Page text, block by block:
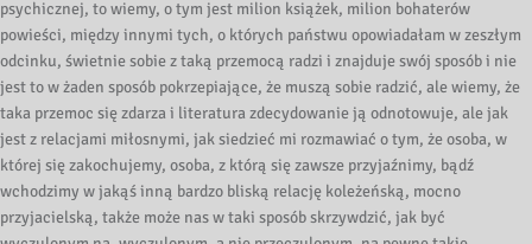
psychicznej, to wiemy, o tym jest milion książek, milion bohaterów
powieści, między innymi tych, o których państwu opowiadałam w zeszłym
odcinku, świetnie sobie z taką przemocą radzi i znajduje swój sposób i nie
jest to w żaden sposób pokrzepiające, że muszą sobie radzić, ale wiemy, że
taka przemoc się zdarza i literatura zdecydowanie ją odnotowuje, ale jak
jest z relacjami miłosnymi, jak siedzieć mi rozmawiać o tym, że osoba, w
której się zakochujemy, osoba, z którą się zawsze przyjaźnimy, bądź
wchodzimy w jakąś inną bardzo bliską relację koleżeńską, mocno
przyjacielską, także może nas w taki sposób skrzywdzić, jak być